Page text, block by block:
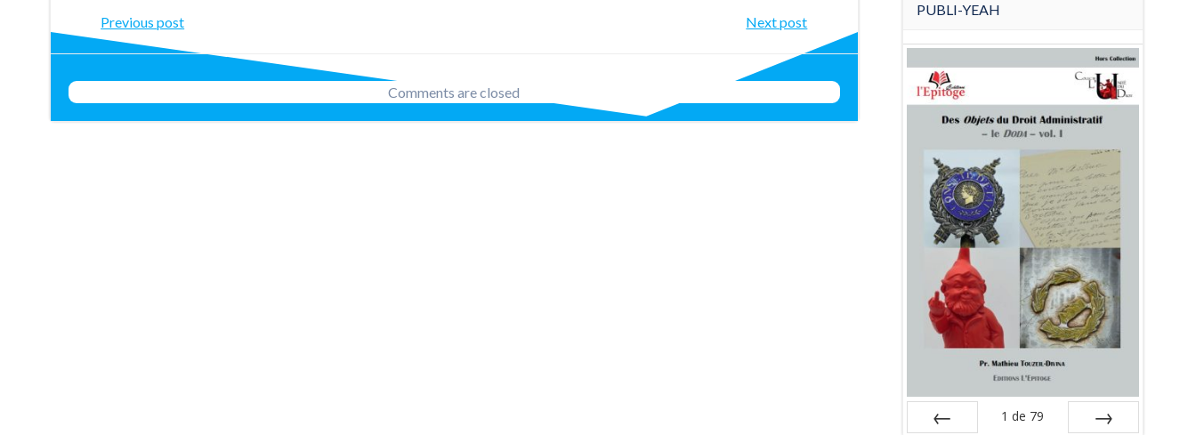
Post
navigation
Previous post
Post
navigation
Next post
Comments are closed
PUBLI-YEAH
1 de 79